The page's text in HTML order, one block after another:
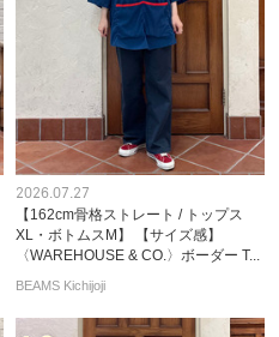
2026.07.27
【162cm骨格ストレート / トップス
XL・ボトムスM】 【サイズ感】
〈WAREHOUSE & CO.〉ボーダー T...
BEAMS Kichijoji